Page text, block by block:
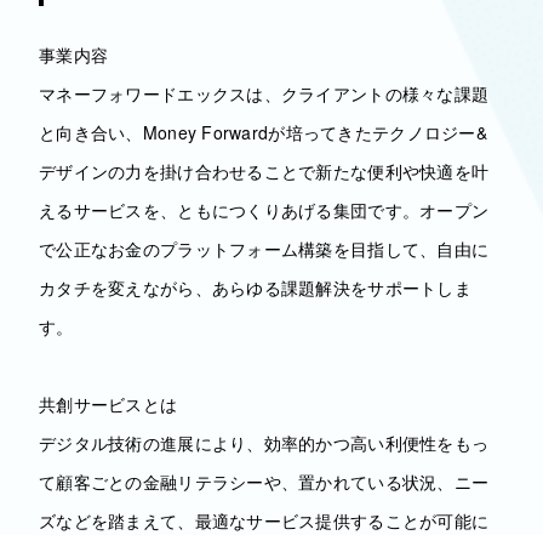
事業内容
マネーフォワードエックスは、クライアントの様々な課題
と向き合い、Money Forwardが培ってきたテクノロジー&
デザインの力を掛け合わせることで新たな便利や快適を叶
えるサービスを、ともにつくりあげる集団です。オープン
で公正なお金のプラットフォーム構築を目指して、自由に
カタチを変えながら、あらゆる課題解決をサポートしま
す。
共創サービスとは
デジタル技術の進展により、効率的かつ高い利便性をもっ
て顧客ごとの金融リテラシーや、置かれている状況、ニー
ズなどを踏まえて、最適なサービス提供することが可能に